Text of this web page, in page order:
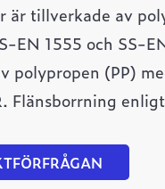
är tillverkade av
EN 1555 och SS-
polypropen (PP)
Flänsborrning